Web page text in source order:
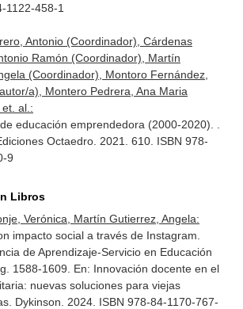
1122-458-1
Antonio (Coordinador), Cárdenas
Ramón (Coordinador), Martín
(Coordinador), Montoro Fernández,
a), Montero Pedrera, Ana Maria
al.:
educación emprendedora (2000-2020). .
Octaedro. 2021. 610. ISBN 978-
9
Libros
Verónica, Martín Gutierrez, Angela:
impacto social a través de Instagram.
de Aprendizaje-Servicio en Educación
1588-1609. En: Innovación docente en el
nuevas soluciones para viejas
. Dykinson. 2024. ISBN 978-84-1170-767-